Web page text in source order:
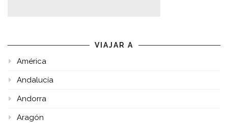
VIAJAR A
América
Andalucía
Andorra
Aragón